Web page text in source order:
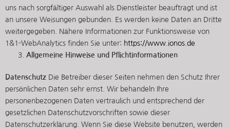
uns nach sorgfältiger Auswahl als Dienstleister beauftragt und ist
an unsere Weisungen gebunden. Es werden keine Daten an Dritte
weitergegeben. Nähere Informationen zur Funktionsweise von
1&1-WebAnalytics finden Sie unter: https://www.ionos.de
Allgemeine Hinweise und Pflicht­informationen
Datenschutz Die Betreiber dieser Seiten nehmen den Schutz Ihrer
persönlichen Daten sehr ernst. Wir behandeln Ihre
personenbezogenen Daten vertraulich und entsprechend der
gesetzlichen Datenschutzvorschriften sowie dieser
Datenschutzerklärung. Wenn Sie diese Website benutzen, werden